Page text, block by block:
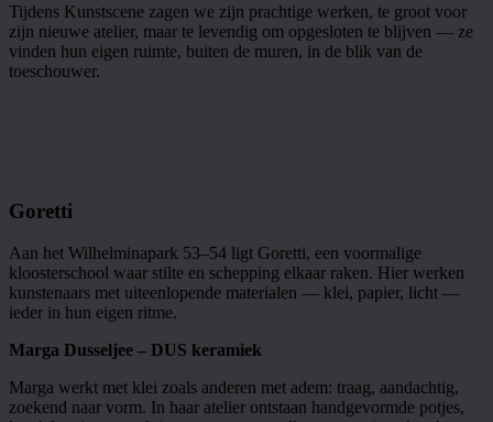
Tijdens Kunstscene zagen we zijn prachtige werken, te groot voor
zijn nieuwe atelier, maar te levendig om opgesloten te blijven — ze
vinden hun eigen ruimte, buiten de muren, in de blik van de
toeschouwer.
Goretti
Aan het Wilhelminapark 53–54 ligt Goretti, een voormalige
kloosterschool waar stilte en schepping elkaar raken. Hier werken
kunstenaars met uiteenlopende materialen — klei, papier, licht —
ieder in hun eigen ritme.
Marga Dusseljee – DUS keramiek
Marga werkt met klei zoals anderen met adem: traag, aandachtig,
zoekend naar vorm. In haar atelier ontstaan handgevormde potjes,